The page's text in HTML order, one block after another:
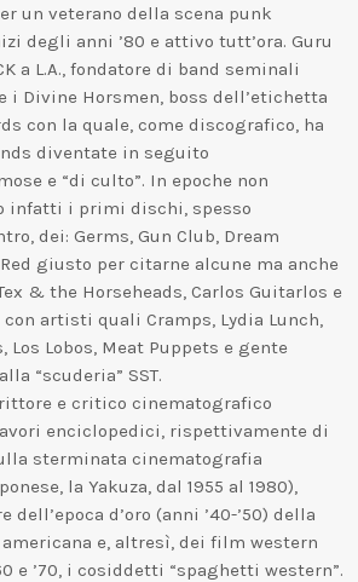
un veterano della scena punk
degli anni ’80 e attivo tutt’ora. Guru
a L.A., fondatore di band seminali
i Divine Horsmen, boss dell’etichetta
con la quale, come discografico, ha
diventate in seguito
e “di culto”. In epoche non
infatti i primi dischi, spesso
dei: Germs, Gun Club, Dream
giusto per citarne alcune ma anche
& the Horseheads, Carlos Guitarlos e
artisti quali Cramps, Lydia Lunch,
Los Lobos, Meat Puppets e gente
“scuderia” SST.
e critico cinematografico
enciclopedici, rispettivamente di
sterminata cinematografia
la Yakuza, dal 1955 al 1980),
d’oro (anni ’40-’50) della
e, altresì, dei film western
e ’70, i cosiddetti “spaghetti western”.